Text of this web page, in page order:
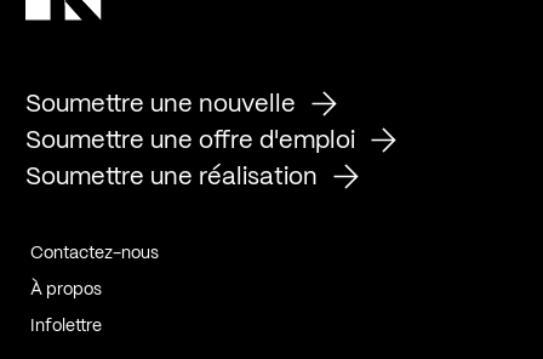
Soumettre une nouvelle
Soumettre une offre d'emploi
Soumettre une réalisation
Contactez-nous
À propos
Infolettre